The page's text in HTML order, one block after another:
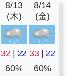
8/13
(木)
8/14
(金)
32 22 33
22
60% 60%